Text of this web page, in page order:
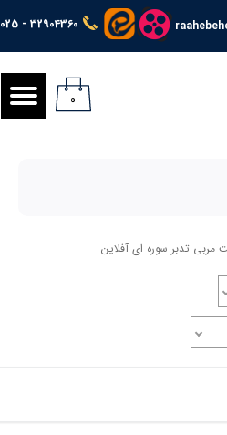
025 - 32904360
۰
مربی تدبر سوره ای آفلاین